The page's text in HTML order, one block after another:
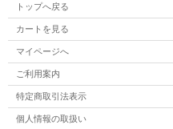
トップへ戻る
カートを見る
マイページへ
ご利用案内
特定商取引法表示
個人情報の取扱い